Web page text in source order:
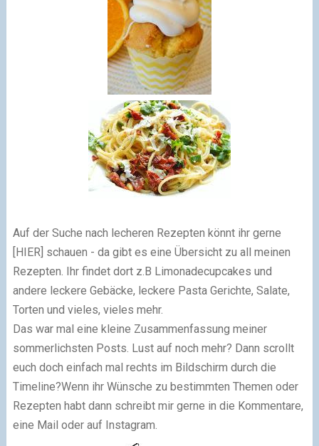
Auf der Suche nach lecheren Rezepten könnt ihr gerne
[HIER] schauen - da gibt es eine Übersicht zu all meinen
Rezepten. Ihr findet dort z.B Limonadecupcakes und
andere leckere Gebäcke, leckere Pasta Gerichte, Salate,
Torten und vieles, vieles mehr.
Das war mal eine kleine Zusammenfassung meiner
sommerlichsten Posts. Lust auf noch mehr? Dann scrollt
euch doch einfach mal rechts im Bildschirm durch die
Timeline?Wenn ihr Wünsche zu bestimmten Themen oder
Rezepten habt dann schreibt mir gerne in die Kommentare,
eine Mail oder auf Instagram.